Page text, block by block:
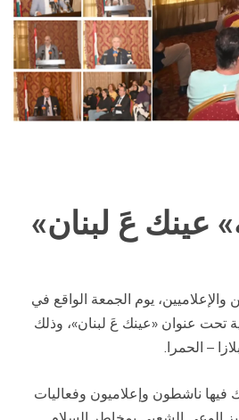
عينك عَ لبنان»
والإعلاميين، يوم الجمعة الواقع في
وطنية تحت عنوان «عينك عَ لبنان»، وذلك
– الحمرا.
فيها ناشطون وإعلاميون وفعاليات